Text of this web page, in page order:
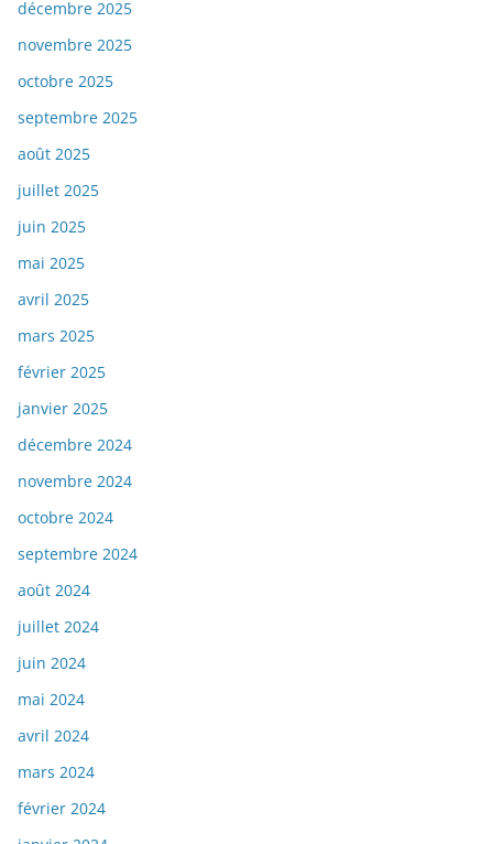
décembre 2025
novembre 2025
octobre 2025
septembre 2025
août 2025
juillet 2025
juin 2025
mai 2025
avril 2025
mars 2025
février 2025
janvier 2025
décembre 2024
novembre 2024
octobre 2024
septembre 2024
août 2024
juillet 2024
juin 2024
mai 2024
avril 2024
mars 2024
février 2024